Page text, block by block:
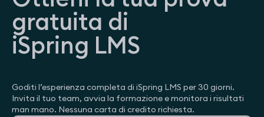
Community
Сlienti
support@ispring.it
Supporto
Prezzi
gratuita di
iSpring LMS
Goditi l’esperienza completa di iSpring LMS per 30 giorni.
Invita il tuo team, avvia la formazione e monitora i risultati
man mano. Nessuna carta di credito richiesta.